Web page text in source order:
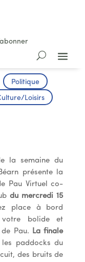
Politique
Loisirs
la semaine du
présente la
Pau Virtuel co-
du mercredi 15
place à bord
votre bolide et
Pau.
La finale
les paddocks du
des bruits de